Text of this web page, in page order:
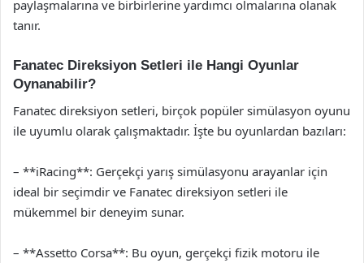
paylaşmalarına ve birbirlerine yardımcı olmalarına olanak
tanır.
Fanatec Direksiyon Setleri ile Hangi Oyunlar
Oynanabilir?
Fanatec direksiyon setleri, birçok popüler simülasyon oyunu
ile uyumlu olarak çalışmaktadır. İşte bu oyunlardan bazıları:
– **iRacing**: Gerçekçi yarış simülasyonu arayanlar için
ideal bir seçimdir ve Fanatec direksiyon setleri ile
mükemmel bir deneyim sunar.
– **Assetto Corsa**: Bu oyun, gerçekçi fizik motoru ile